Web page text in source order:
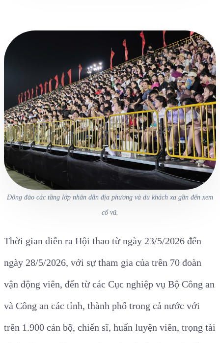
Đông đảo các tầng lớp nhân dân địa phương và du khách xa gần đến xem
cổ vũ.
Thời gian diễn ra Hội thao từ ngày 23/5/2026 đến
ngày 28/5/2026, với sự tham gia của trên 70 đoàn
vận động viên, đến từ các Cục nghiệp vụ Bộ Công an
và Công an các tỉnh, thành phố trong cả nước với
trên 1.900 cán bộ, chiến sĩ, huấn luyện viên, trọng tài